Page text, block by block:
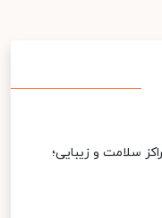
سلامت و زیبایی؛